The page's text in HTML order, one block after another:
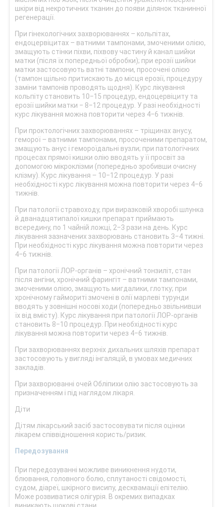
шкіри від некротичних тканин до появи ділянок тканинної
регенерації.
При гінекологічних захворюваннях – кольпітах,
ендоцервіцитах – ватними тампонами, змоченими олією,
змащують стінки піхви, піхвову частину й канал шийки
матки (після їх попередньої обробки); при ерозії шийки
матки застосовують ватні тампони, просочені олією
(тампон щільно притискають до місця ерозії, процедуру
заміни тампонів проводять щодня). Курс лікування
кольпіту становить 10‒15 процедур, ендоцервіциту та
ерозії шийки матки ‒ 8‒12 процедур. У разі необхідності
курс лікування можна повторити через 4‒6 тижнів.
При проктологічних захворюваннях – тріщинах анусу,
геморої – ватними тампонами, просоченими препаратом,
змащують анус і гемороїдальні вузли; при патологічних
процесах прямої кишки олію вводять у її просвіт за
допомогою мікроклізми (попередньо зробивши очисну
клізму). Курс лікування – 10‒12 процедур. У разі
необхідності курс лікування можна повторити через 4‒6
тижнів.
При патології стравоходу, при виразковій хворобі шлунка
й дванадцятипалої кишки препарат приймають
всередину, по 1 чайній ложці, 2‒3 рази на день. Курс
лікування зазначених захворювань становить 3‒4 тижні.
При необхідності курс лікування можна повторити через
4‒6 тижнів.
При патології ЛОР-органів – хронічний тонзиліт, стан
після ангіни, хронічний фарингіт – ватними тампонами,
змоченими олією, змащують мигдалики, глотку; при
хронічному гаймориті змочені в олії марлеві турунди
вводять у зовнішні носові ходи (попередньо звільнивши
їх від вмісту). Курс лікування при патології ЛОР-органів
становить 8‒10 процедур. При необхідності курс
лікування можна повторити через 4‒6 тижнів.
При захворюваннях верхніх дихальних шляхів препарат
застосовують у вигляді інгаляцій, в умовах медичних
закладів.
При захворюванні очей Обліпихи олію застосовують за
призначенням і під наглядом лікаря.
Діти
Дітям лікарський засіб застосовувати після оцінки
лікарем співвідношення користь/ризик.
Передозування
При передозуванні можливе виникнення нудоти,
блювання, головного болю, сплутаності свідомості,
судом, діареї, шкірного висипу, десквамації епітелію.
Може розвиватися олігурія. В окремих випадках